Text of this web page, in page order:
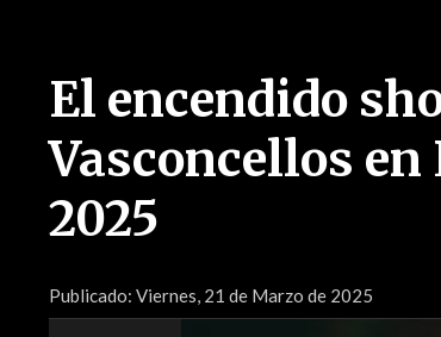
El encendido
Vasconcellos
2025
Publicado: Viernes, 21 de Marzo de 2025